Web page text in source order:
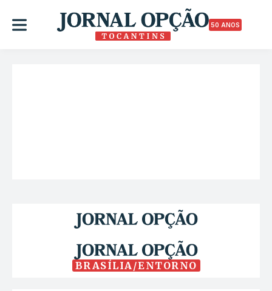
50 ANOS
BRASÍLIA/ENTORNO